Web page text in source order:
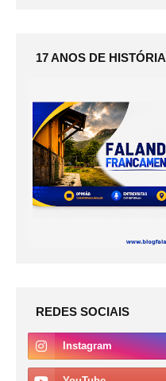
17 ANOS DE HISTÓRIA
REDES SOCIAIS